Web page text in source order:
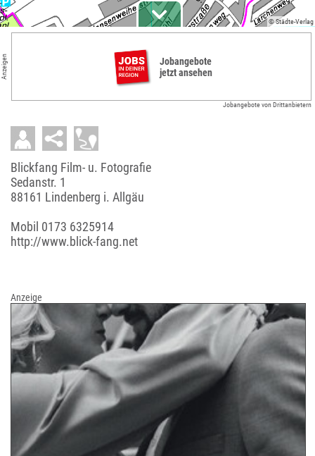
© Städte-Verlag
Anzeigen
Jobangebote
jetzt ansehen
Jobangebote von Drittanbietern
Blickfang Film- u. Fotografie
Sedanstr. 1
88161 Lindenberg i. Allgäu
Mobil 0173 6325914
http://www.blick-fang.net
Anzeige